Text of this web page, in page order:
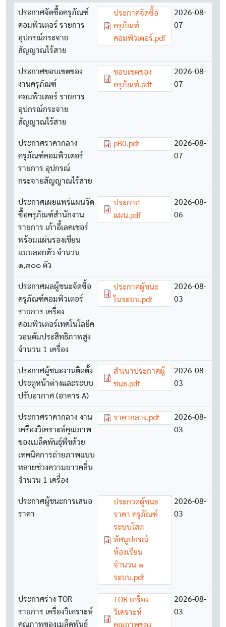
ประกาศจัดซื้อครุภัณฑ์
คอมพิวเตอร์ รายการ
อุปกรณ์กระจาย
สัญญาณไร้สาย
Document
ประกาศจัดซื้อ
ครุภัณฑ์
คอมพิวเตอร์.pdf
2026-08-
07
ประกาศขอบเขตของ
งานครุภัณฑ์
คอมพิวเตอร์ รายการ
อุปกรณ์กระจาย
สัญญาณไร้สาย
Document
ขอบเขตของ
ครุภัณฑ์.pdf
2026-08-
07
ประกาศราคากลาง
ครุภัณฑ์คอมพิวเตอร์
รายการ อุปกรณ์
กระจายสัญญาณไร้สาย
Document
pB0.pdf
2026-08-
07
ประกาศเผยแพร่แผนจัด
ซื้อครุภัณฑ์สำนักงาน
รายการ เก้าอี้เลคเชอร์
พร้อมแผ่นรองเขียน
แบบลอยตัว จำนวน
๑,๓๐๐ ตัว
Document
ประกาศ
แผน.pdf
2026-08-
06
ประกาศผลผู้ชนะจัดซื้อ
ครุภัณฑ์คอมพิวเตอร์
รายการ เครื่อง
คอมพิวเตอร์เทคโนโลยีค
วอนตัมประสิทธิภาพสูง
จำนวน 1 เครื่อง
Document
ประกาศผู้ชนะ
ในระบบ.pdf
2026-08-
03
ประกาศผู้ชนะงานติดตั้ง
ประตูหน้าต่างและระบบ
ปรับอากาศ (อาคาร A)
Document
สำเนาประกาศผู้
ชนะ.pdf
2026-08-
03
ประกาศราคากลาง งาน
เครื่องวิเคราะห์คุณภาพ
ของเมล็ดพันธุ์พืชด้วย
เทคนิคการถ่ายภาพแบบ
หลายช่วงความยาวคลื่น
จำนวน 1 เครื่อง
Document
ราคากลาง.pdf
2026-08-
03
ประกาศผู้ชนะการเสนอ
ราคา
Document
ประกวดผู้ชนะ
ราคา ครุภัณฑ์
ระบบโสต
ทัศนูปกรณ์
ห้องเรียน
จำนวน ๑
ระบบ.pdf
2026-08-
03
ประกาศร่าง TOR
รายการ เครื่องวิเคราะห์
คุณภาพของเมล็ดพันธุ์
Document
TOR เครื่อง
วิเคราะห์
คุณภาพของ
2026-08-
03